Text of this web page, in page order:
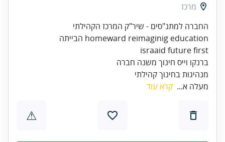
מרכז
מנהיגות בחינוך קהילתי
מעלה א... קרא עוד
⚠